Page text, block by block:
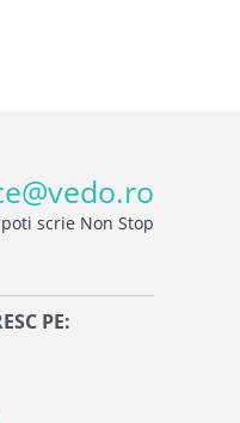
scrie Non Stop
PE: